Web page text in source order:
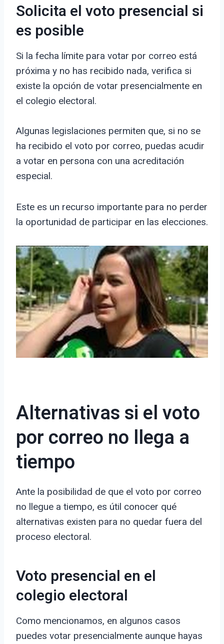
Solicita el voto presencial si
es posible
Si la fecha límite para votar por correo está
próxima y no has recibido nada, verifica si
existe la opción de votar presencialmente en
el colegio electoral.
Algunas legislaciones permiten que, si no se
ha recibido el voto por correo, puedas acudir
a votar en persona con una acreditación
especial.
Este es un recurso importante para no perder
la oportunidad de participar en las elecciones.
Alternativas si el voto
por correo no llega a
tiempo
Ante la posibilidad de que el voto por correo
no llegue a tiempo, es útil conocer qué
alternativas existen para no quedar fuera del
proceso electoral.
Voto presencial en el
colegio electoral
Como mencionamos, en algunos casos
puedes votar presencialmente aunque hayas